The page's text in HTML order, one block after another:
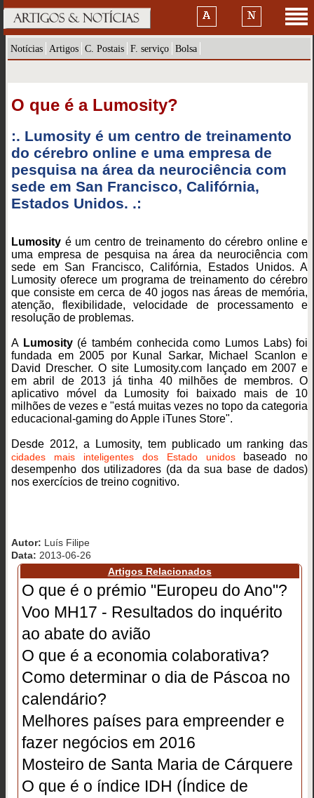
Notícias Artigos C. Postais F. serviço Bolsa
O que é a Lumosity?
:. Lumosity é um centro de treinamento
do cérebro online e uma empresa de
pesquisa na área da neurociência com
sede em San Francisco, Califórnia,
Estados Unidos. .:
Lumosity é um centro de treinamento do cérebro online e
uma empresa de pesquisa na área da neurociência com
sede em San Francisco, Califórnia, Estados Unidos. A
Lumosity oferece um programa de treinamento do cérebro
que consiste em cerca de 40 jogos nas áreas de memória,
atenção, flexibilidade, velocidade de processamento e
resolução de problemas.
A Lumosity(é também conhecida como Lumos Labs) foi
fundada em 2005 por Kunal Sarkar, Michael Scanlon e
David Drescher. O site Lumosity.com lançado em 2007 e
em abril de 2013 já tinha 40 milhões de membros. O
aplicativo móvel da Lumosity foi baixado mais de 10
milhões de vezes e "está muitas vezes no topo da categoria
educacional-gaming do Apple iTunes Store".
Desde 2012, a Lumosity, tem publicado um ranking das
cidades mais inteligentes dos Estado unidosbaseado no
desempenho dos utilizadores (da da sua base de dados)
nos exercícios de treino cognitivo.
Autor: Luís Filipe
Data: 2013-06-26
Artigos Relacionados
O que é o prémio "Europeu do Ano"?
Voo MH17 - Resultados do inquérito
ao abate do avião
O que é a economia colaborativa?
Como determinar o dia de Páscoa no
calendário?
Melhores países para empreender e
fazer negócios em 2016
Mosteiro de Santa Maria de Cárquere
O que é o índice IDH (Índice de